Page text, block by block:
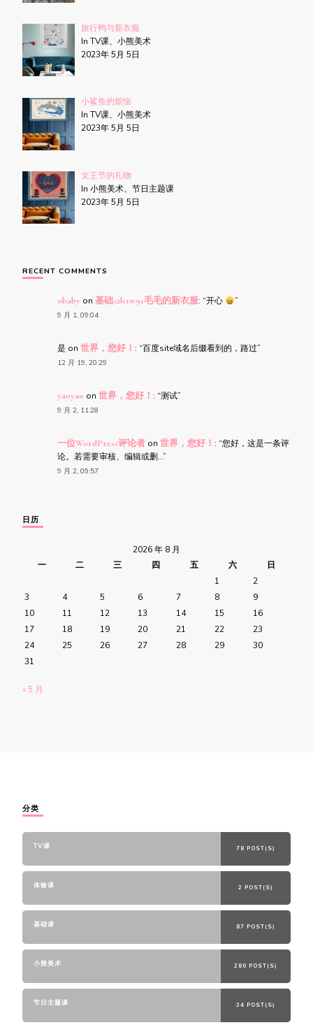
旅行鸭与新衣服
In TV课、小熊美术
2023年 5月 5日
小鲨鱼的烦恼
In TV课、小熊美术
2023年 5月 5日
女王节的礼物
In 小熊美术、节日主题课
2023年 5月 5日
RECENT COMMENTS
obaby on 基础s2l11w91毛毛的新衣服: “开心 ”
9 月 1, 09:04
是 on 世界，您好！ : “百度site域名后缀看到的，路过”
12 月 19, 20:29
yaoyao on 世界，您好！ : “测试”
9 月 2, 11:28
一位WordPress评论者 on 世界，您好！ : “您好，这是一条评
论。若需要审核、编辑或删…”
9 月 2, 09:57
日历
2026 年 8 月
一
二 三 四 五 六
日
1
2
3
4 5 6 7 8
9
10
11 12 13 14 15
16
17
18 19 20 21 22
23
24
25 26 27 28 29
30
31
« 5 月
分类
TV课 78 POST(S)
体验课 2 POST(S)
基础课 87 POST(S)
小熊美术 280 POST(S)
节日主题课 34 POST(S)